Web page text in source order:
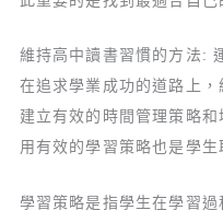
維持高中讀書習慣的方法:
在追求學業成功的道路上
建立有效的時間管理策略
用有效的學習策略也是學生
學習策略是指學生在學習